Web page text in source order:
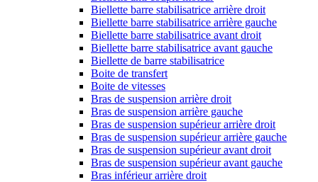
Biellette barre stabilisatrice arrière droit
Biellette barre stabilisatrice arrière gauche
Biellette barre stabilisatrice avant droit
Biellette barre stabilisatrice avant gauche
Biellette de barre stabilisatrice
Boite de transfert
Boite de vitesses
Bras de suspension arrière droit
Bras de suspension arrière gauche
Bras de suspension supérieur arrière droit
Bras de suspension supérieur arrière gauche
Bras de suspension supérieur avant droit
Bras de suspension supérieur avant gauche
Bras inférieur arrière droit